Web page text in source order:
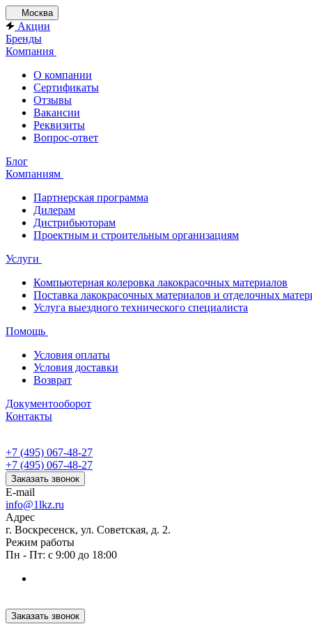
Москва
Акции
Бренды
Компания
О компании
Сертификаты
Отзывы
Вакансии
Реквизиты
Вопрос-ответ
Блог
Компаниям
Партнерская программа
Дилерам
Дистрибьюторам
Проектным и строительным организациям
Услуги
Компьютерная колеровка лакокрасочных материалов
Поставка лакокрасочных материалов и отделочных
Услуга выездного технического специалиста
Помощь
Условия оплаты
Условия доставки
Возврат
Документооборот
Контакты
+7 (495) 067-48-27
+7 (495) 067-48-27
Заказать звонок
E-mail
info@1lkz.ru
Адрес
г. Воскресенск, ул. Советская, д. 2.
Режим работы
Пн - Пт: с 9:00 до 18:00
Заказать звонок